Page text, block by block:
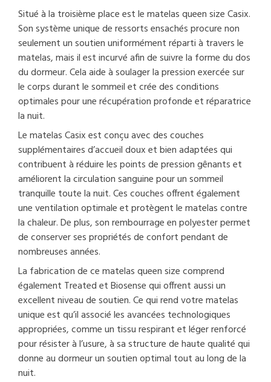
Situé à la troisième place est le matelas queen size Casix.
Son système unique de ressorts ensachés procure non
seulement un soutien uniformément réparti à travers le
matelas, mais il est incurvé afin de suivre la forme du dos
du dormeur. Cela aide à soulager la pression exercée sur
le corps durant le sommeil et crée des conditions
optimales pour une récupération profonde et réparatrice
la nuit.
Le matelas Casix est conçu avec des couches
supplémentaires d’accueil doux et bien adaptées qui
contribuent à réduire les points de pression gênants et
améliorent la circulation sanguine pour un sommeil
tranquille toute la nuit. Ces couches offrent également
une ventilation optimale et protègent le matelas contre
la chaleur. De plus, son rembourrage en polyester permet
de conserver ses propriétés de confort pendant de
nombreuses années.
La fabrication de ce matelas queen size comprend
également Treated et Biosense qui offrent aussi un
excellent niveau de soutien. Ce qui rend votre matelas
unique est qu’il associé les avancées technologiques
appropriées, comme un tissu respirant et léger renforcé
pour résister à l’usure, à sa structure de haute qualité qui
donne au dormeur un soutien optimal tout au long de la
nuit.